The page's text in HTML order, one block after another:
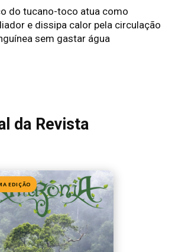
Edição 155· Julho 2026
📖 Ler agora